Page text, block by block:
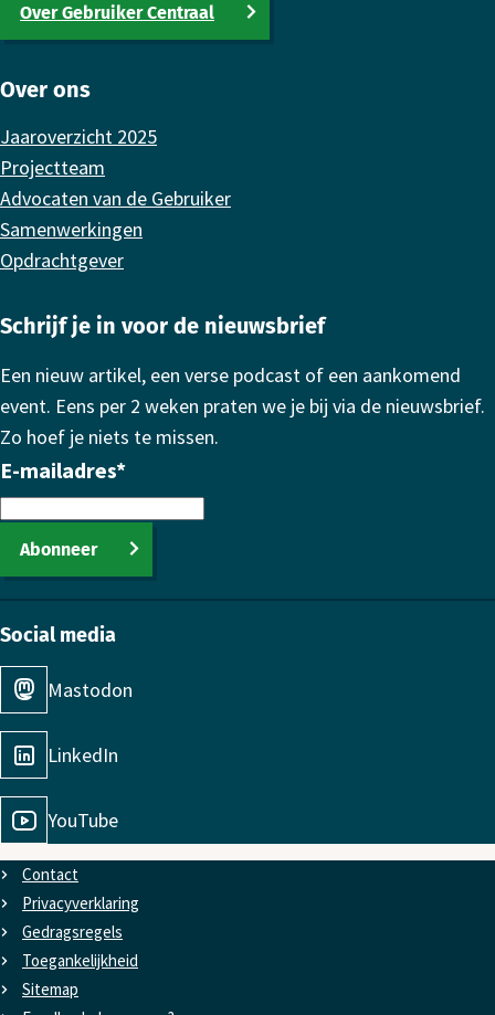
Over Gebruiker Centraal
Over ons
Jaaroverzicht 2025
Projectteam
Advocaten van de Gebruiker
Samenwerkingen
Opdrachtgever
Schrijf je in voor de nieuwsbrief
Een nieuw artikel, een verse podcast of een aankomend
event. Eens per 2 weken praten we je bij via de nieuwsbrief.
Zo hoef je niets te missen.
E-mailadres*
Abonneer
Social media
Mastodon
LinkedIn
YouTube
Contact
Privacyverklaring
Gedragsregels
Toe­gan­kelijk­heid
Sitemap